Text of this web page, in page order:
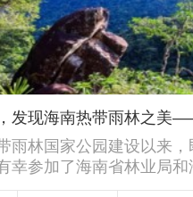
发现海南热带雨林之美
的热带雨林公园
雨林国家公园建设以来
幸参加了海南省林业局
家公园发现雨林之美"的